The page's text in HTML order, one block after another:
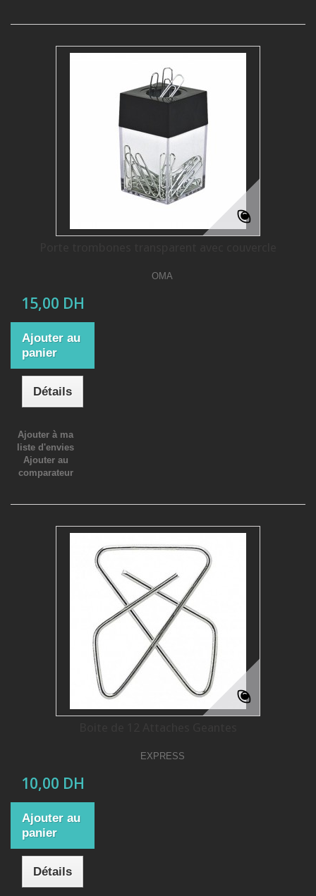
OMA
15,00 DH
Ajouter au
panier
Détails
Ajouter à ma
liste d'envies
Ajouter au
comparateur
EXPRESS
10,00 DH
Ajouter au
panier
Détails